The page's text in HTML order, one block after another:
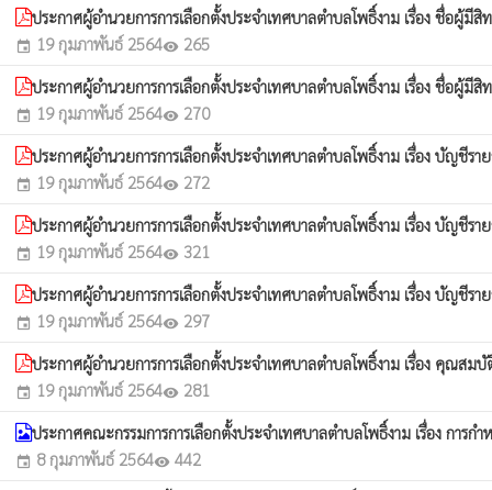
ประกาศผู้อำนวยการการเลือกตั้งประจำเทศบาลตำบลโพธิ์งาม เรื่อง ชื่อผู้
event 19 กุมภาพันธ์ 2564visibility 265
ประกาศผู้อำนวยการการเลือกตั้งประจำเทศบาลตำบลโพธิ์งาม เรื่อง ชื่อผู้
event 19 กุมภาพันธ์ 2564visibility 270
ประกาศผู้อำนวยการการเลือกตั้งประจำเทศบาลตำบลโพธิ์งาม เรื่อง บัญชี
event 19 กุมภาพันธ์ 2564visibility 272
ประกาศผู้อำนวยการการเลือกตั้งประจำเทศบาลตำบลโพธิ์งาม เรื่อง บัญชี
event 19 กุมภาพันธ์ 2564visibility 321
ประกาศผู้อำนวยการการเลือกตั้งประจำเทศบาลตำบลโพธิ์งาม เรื่อง บัญ
event 19 กุมภาพันธ์ 2564visibility 297
ประกาศผู้อำนวยการการเลือกตั้งประจำเทศบาลตำบลโพธิ์งาม เรื่อง คุณ
event 19 กุมภาพันธ์ 2564visibility 281
ประกาศคณะกรรมการการเลือกตั้งประจำเทศบาลตำบลโพธิ์งาม เรื่อง การ
event 8 กุมภาพันธ์ 2564visibility 442